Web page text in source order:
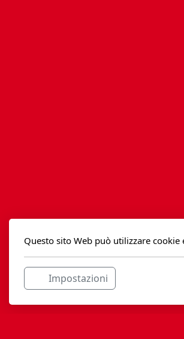
Questo sito Web può utilizzare cookie
Impostazioni